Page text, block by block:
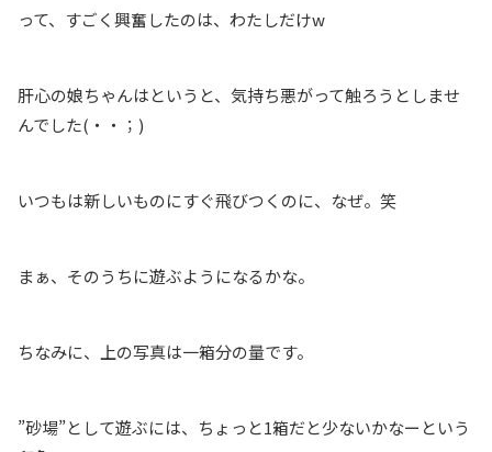
って、すごく興奮したのは、わたしだけw
肝心の娘ちゃんはというと、気持ち悪がって触ろうとしませ
んでした(・・；)
いつもは新しいものにすぐ飛びつくのに、なぜ。笑
まぁ、そのうちに遊ぶようになるかな。
ちなみに、上の写真は一箱分の量です。
”砂場”として遊ぶには、ちょっと1箱だと少ないかなーという